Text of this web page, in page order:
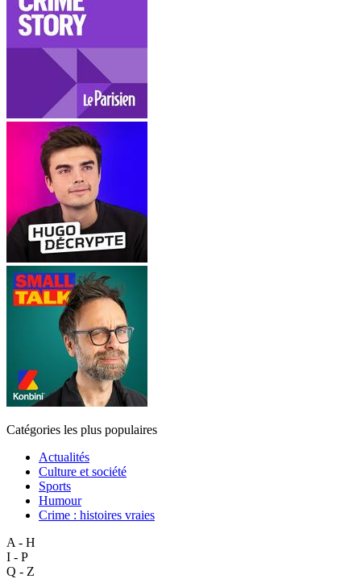
Catégories les plus populaires
Actualités
Culture et société
Sports
Humour
Crime : histoires vraies
A - H
I - P
Q - Z